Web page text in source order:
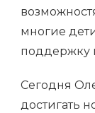
многие
поддержку
Сегодня
достигать